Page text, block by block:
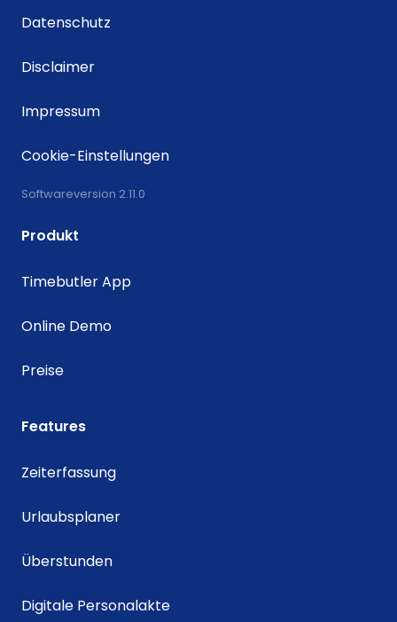
Datenschutz
Disclaimer
Impressum
Cookie-Einstellungen
Softwareversion 2.11.0
Produkt
Timebutler App
Online Demo
Preise
Features
Zeiterfassung
Urlaubsplaner
Überstunden
Digitale Personalakte